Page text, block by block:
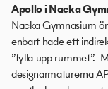
Apollo i Nacka
Nacka Gymnasium
enbart hade ett
”fylla upp rummet”.
designarmaturerna